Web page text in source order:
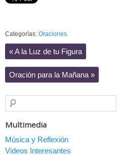
Categorías: Oraciones
«A la Luz de tu Figura
Oración para la Mañana »
Multimedia
Música y Reflexión
Videos Interesantes